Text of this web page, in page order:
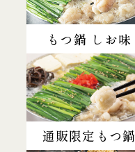
もつ鍋 しお味
通販限定もつ鍋